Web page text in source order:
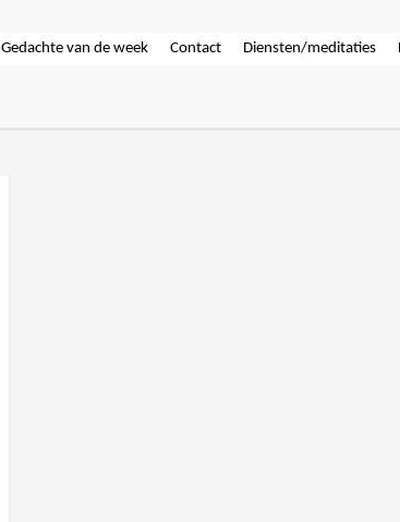
Gedachte van de week Contact Diensten/meditaties